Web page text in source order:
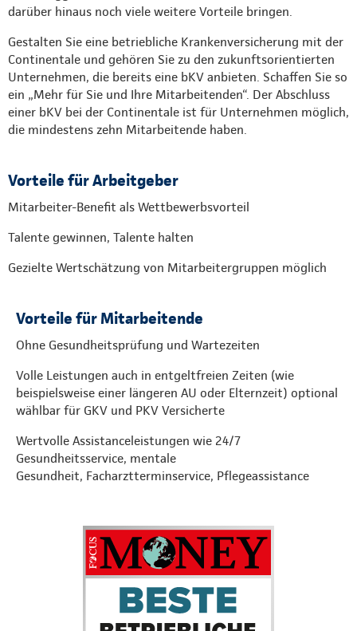
darüber hinaus noch viele weitere Vorteile bringen.
Gestalten Sie eine betriebliche Krankenversicherung mit der
Continentale und gehören Sie zu den zukunftsorientierten
Unternehmen, die bereits eine bKV anbieten. Schaffen Sie so
ein „Mehr für Sie und Ihre Mitarbeitenden“. Der Abschluss
einer bKV bei der Continentale ist für Unternehmen möglich,
die mindestens zehn Mitarbeitende haben.
Vorteile für Arbeitgeber
Mitarbeiter-Benefit als Wettbewerbsvorteil
Talente gewinnen, Talente halten
Gezielte Wertschätzung von Mitarbeitergruppen möglich
Vorteile für Mitarbeitende
Ohne Gesundheitsprüfung und Wartezeiten
Volle Leistungen auch in entgeltfreien Zeiten (wie
beispielsweise einer längeren AU oder Elternzeit) optional
wählbar für GKV und PKV Versicherte
Wertvolle Assistanceleistungen wie 24/7
Gesundheitsservice, mentale
Gesundheit, Facharztterminservice, Pflegeassistance